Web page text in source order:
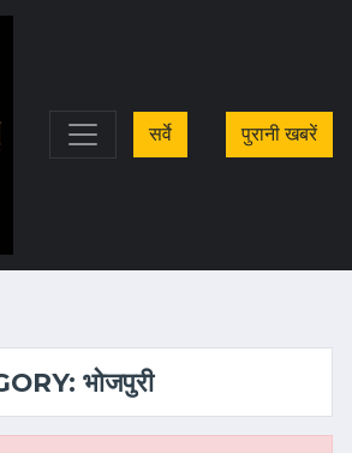
सर्वे पुरानी खबरें
भोजपुरी